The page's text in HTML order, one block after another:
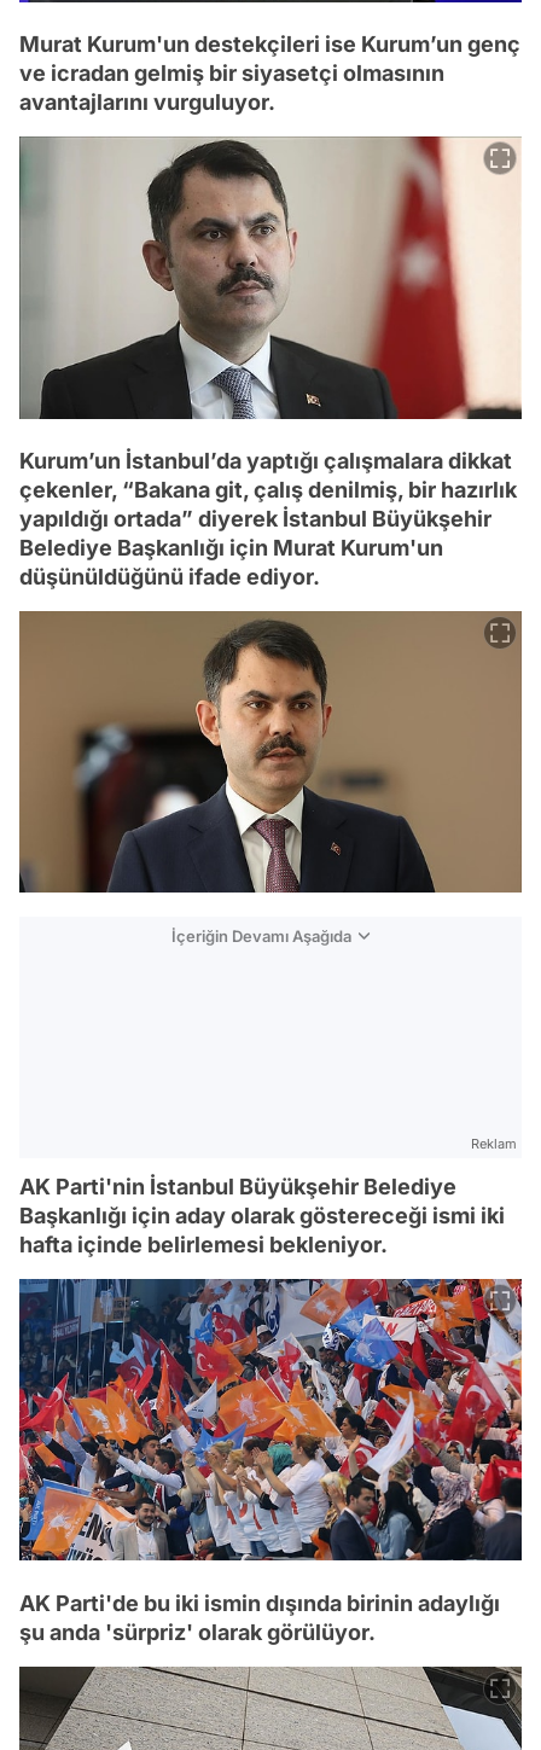
Murat Kurum'un destekçileri ise Kurum’un genç
ve icradan gelmiş bir siyasetçi olmasının
avantajlarını vurguluyor.
Kurum’un İstanbul’da yaptığı çalışmalara dikkat
çekenler, “Bakana git, çalış denilmiş, bir hazırlık
yapıldığı ortada” diyerek İstanbul Büyükşehir
Belediye Başkanlığı için Murat Kurum'un
düşünüldüğünü ifade ediyor.
İçeriğin Devamı Aşağıda
Reklam
AK Parti'nin İstanbul Büyükşehir Belediye
Başkanlığı için aday olarak göstereceği ismi iki
hafta içinde belirlemesi bekleniyor.
AK Parti'de bu iki ismin dışında birinin adaylığı
şu anda 'sürpriz' olarak görülüyor.